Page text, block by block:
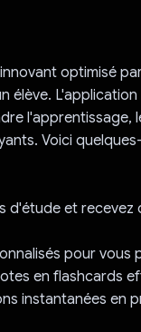
optimisé
élève.
l'apprentissage,
Voici
d'étude et recevez
pour vous
en flashcards
instantanées en